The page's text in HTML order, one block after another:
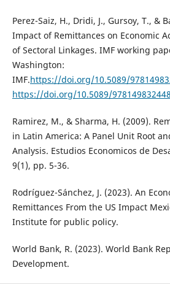
Perez-Saiz, H., Dridi, J., Gursoy, T., &
Impact of Remittances on Economic
of Sectoral Linkages. IMF working
Washington:
IMF.https://doi.org/10.5089/
https://doi.org/10.5089/
Ramirez, M., & Sharma, H. (2009).
in Latin America: A Panel Unit Root
Analysis. Estudios Economicos de
9(1), pp. 5-36.
Rodríguez-Sánchez, J. (2023). An
Remittances From the US Impact
Institute for public policy.
World Bank, R. (2023). World Bank
Development.